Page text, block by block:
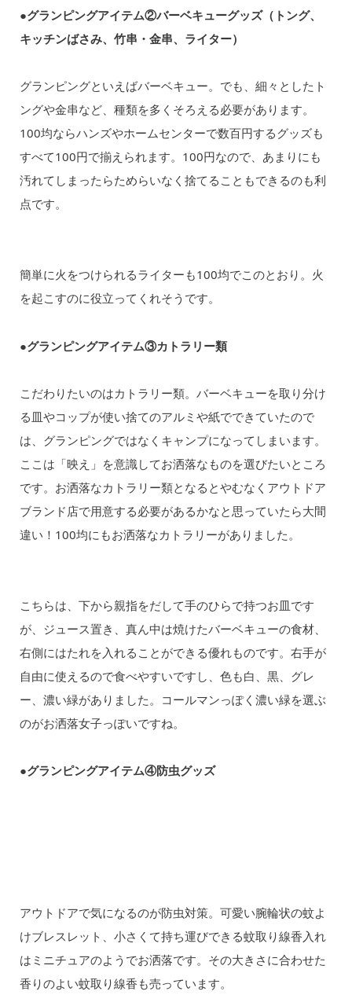
●グランピングアイテム②バーベキューグッズ（トング、
キッチンばさみ、竹串・金串、ライター）
グランピングといえばバーベキュー。でも、細々としたト
ングや金串など、種類を多くそろえる必要があります。
100均ならハンズやホームセンターで数百円するグッズも
すべて100円で揃えられます。100円なので、あまりにも
汚れてしまったらためらいなく捨てることもできるのも利
点です。
簡単に火をつけられるライターも100均でこのとおり。火
を起こすのに役立ってくれそうです。
●グランピングアイテム③カトラリー類
こだわりたいのはカトラリー類。バーベキューを取り分け
る皿やコップが使い捨てのアルミや紙でできていたので
は、グランピングではなくキャンプになってしまいます。
ここは「映え」を意識してお洒落なものを選びたいところ
です。お洒落なカトラリー類となるとやむなくアウトドア
ブランド店で用意する必要があるかなと思っていたら大間
違い！100均にもお洒落なカトラリーがありました。
こちらは、下から親指をだして手のひらで持つお皿です
が、ジュース置き、真ん中は焼けたバーベキューの食材、
右側にはたれを入れることができる優れものです。右手が
自由に使えるので食べやすいですし、色も白、黒、グレ
ー、濃い緑がありました。コールマンっぽく濃い緑を選ぶ
のがお洒落女子っぽいですね。
●グランピングアイテム④防虫グッズ
アウトドアで気になるのが防虫対策。可愛い腕輪状の蚊よ
けブレスレット、小さくて持ち運びできる蚊取り線香入れ
はミニチュアのようでお洒落です。その大きさに合わせた
香りのよい蚊取り線香も売っています。